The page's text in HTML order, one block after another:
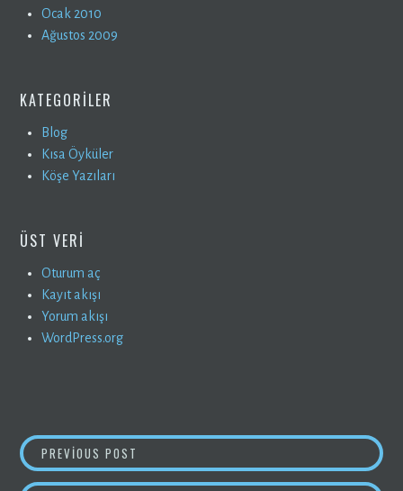
Ocak 2010
Ağustos 2009
KATEGORILER
Blog
Kısa Öyküler
Köşe Yazıları
ÜST VERI
Oturum aç
Kayıt akışı
Yorum akışı
WordPress.org
YAZIPREVIOUS POST